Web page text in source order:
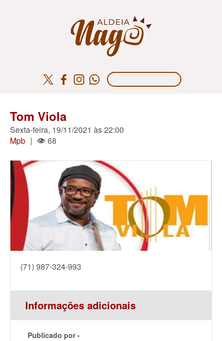
Tom Viola
Sexta-feira, 19/11/2021 às 22:00
Mpb | 68
(71) 987-324-993
Informações adicionais
Publicado por -